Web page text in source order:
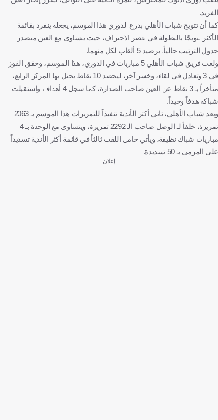
الفريد.
كما أن تتويج شباب الأهلي بدرع الدوري هذا الموسم، يجعله ينفرد بقائمة
الأكثر تتويجًا بالبطولة في عصر الاحتراف، حيث يتساوى مع العين متصدر
جدول الترتيب حالياً، برصيد 5 ألقاب لكل منهما.
ولعب فريق شباب الأهلي 5 مباريات في الدوري، هذا الموسم، وحقق الفوز
في 3 وتعادل في لقاء، وخسر آخر، ليحصد 10 نقاط يحتل بها المركز الرابع،
متأخراً بـ 3 نقاط عن العين صاحب الصدارة، كما سجل 4 أهداف واستقبلت
شباكه هدفاً وحيداً.
ويعد شباب الأهلي، ثاني أكثر الأندية تنفيذاً للتمريرات هذا الموسم بـ 2063
تمريرة، خلفاً لـ الوصل صاحب الـ 2292 تمريرة، ويتساوى مع الوحدة بـ 4
مباريات شباك نظيفة، ويأتي حامل اللقب ثالثاً في قائمة أكثر الأندية تسديداً
على المرمى بـ 50 تسديدة.
إعلان